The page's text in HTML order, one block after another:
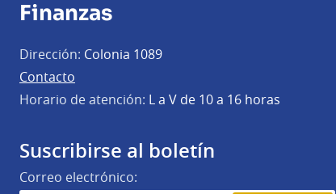
Finanzas
Dirección: Colonia 1089
Contacto
Horario de atención: L a V de 10 a 16 horas
Suscribirse al boletín
Correo electrónico: